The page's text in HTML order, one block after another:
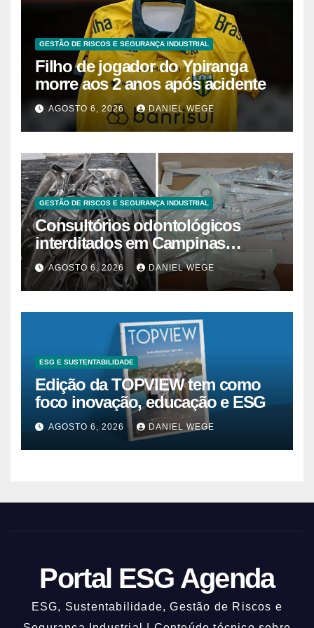
GESTÃO DE RISCOS E SEGURANÇA INDUSTRIAL
Filho de jogador do Ypiranga
morre aos 2 anos após acidente
AGOSTO 6, 2026 DANIEL WEGE
GESTÃO DE RISCOS E SEGURANÇA INDUSTRIAL
Consultórios odontológicos
interditados em Campinas
superam 2025
AGOSTO 6, 2026 DANIEL WEGE
ESG E SUSTENTABILIDADE
Edição da TOPVIEW tem como
foco inovação, educação e ESG
AGOSTO 6, 2026 DANIEL WEGE
Portal ESG Agenda
ESG, Sustentabilidade, Gestão de Riscos e